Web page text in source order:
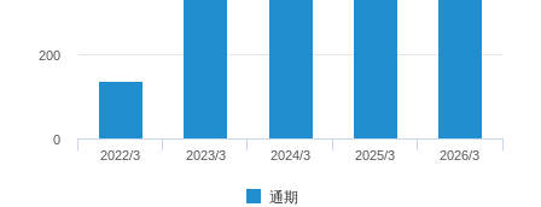
0
200
通期
2022/3 2023/3 2024/3 2025/3 2026/3